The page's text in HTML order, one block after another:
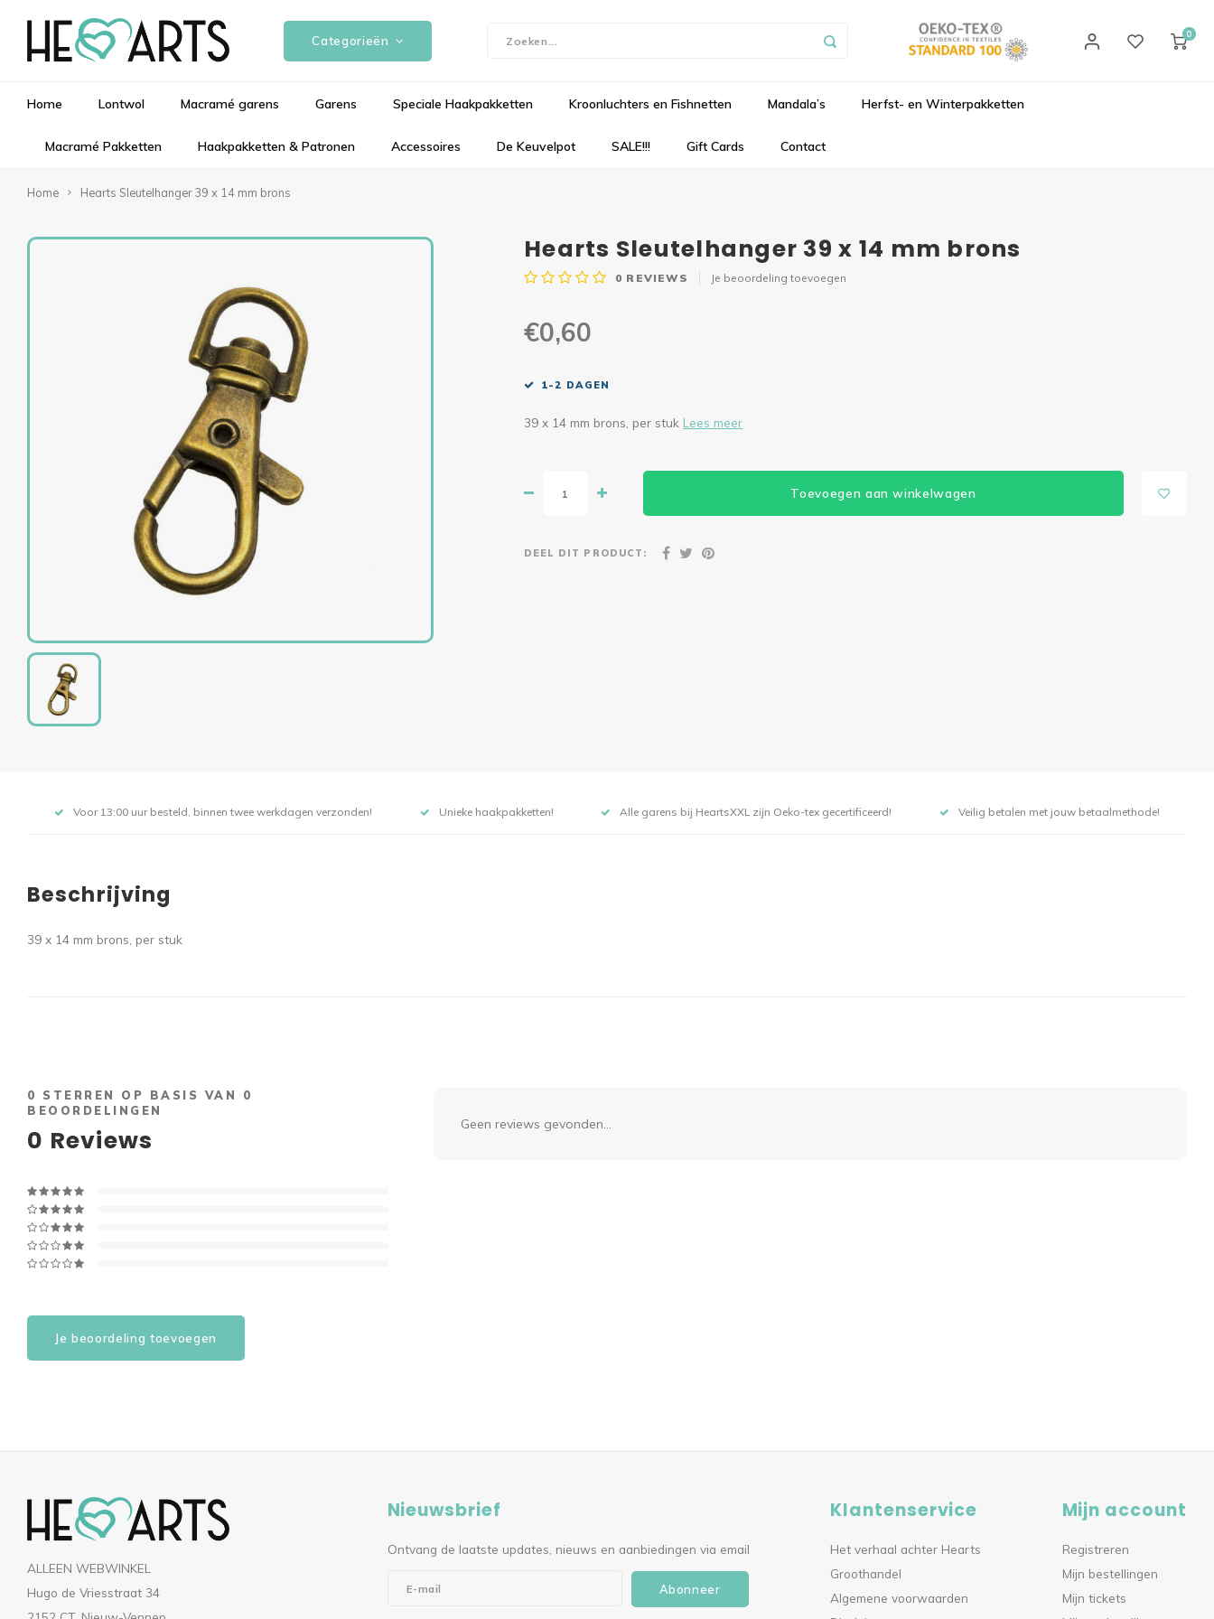
Categorieën 0
Home Lontwol Macramé garens Garens Speciale Haakpakketten Kroonluchters en Fishnetten Mandala’s Herfst- en Winterpakketten
Macramé Pakketten Haakpakketten & Patronen Accessoires De Keuvelpot SALE!!! Gift Cards Contact
Home Hearts Sleutelhanger 39 x 14 mm brons
Hearts Sleutelhanger 39 x 14 mm brons
0 REVIEWS Je beoordeling toevoegen
€0,60
1-2 DAGEN
39 x 14 mm brons, per stuk Lees meer
Toevoegen aan winkelwagen
DEEL DIT PRODUCT:
Voor 13:00 uur besteld, binnen twee werkdagen verzonden! Unieke haakpakketten! Alle garens bij HeartsXXL zijn Oeko-tex gecertificeerd! Veilig betalen met jouw betaalmethode!
Beschrijving
39 x 14 mm brons, per stuk
0 STERREN OP BASIS VAN 0
BEOORDELINGEN
0 Reviews
Je beoordeling toevoegen
Geen reviews gevonden...
ALLEEN WEBWINKEL
Hugo de Vriesstraat 34
Nieuwsbrief
Ontvang de laatste updates, nieuws en aanbiedingen via email
Abonneer
Klantenservice
Het verhaal achter Hearts
Groothandel
Algemene voorwaarden
Mijn account
Registreren
Mijn bestellingen
Mijn tickets